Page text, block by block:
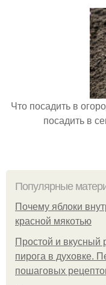
Что посадить в
посадить в
Популярные
Почему яблоки
красной мякотью
Простой и вкусный
пирога в духовке.
пошаговых